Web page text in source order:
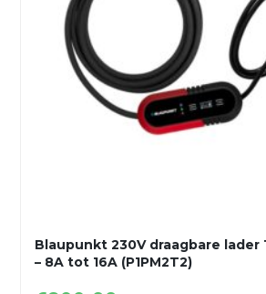
Blaupunkt 230V draagbare lader
– 8A tot 16A (P1PM2T2)